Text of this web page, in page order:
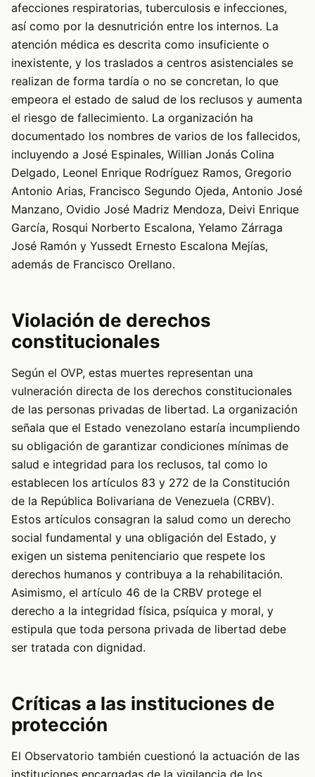
afecciones respiratorias, tuberculosis e infecciones,
así como por la desnutrición entre los internos. La
atención médica es descrita como insuficiente o
inexistente, y los traslados a centros asistenciales se
realizan de forma tardía o no se concretan, lo que
empeora el estado de salud de los reclusos y aumenta
el riesgo de fallecimiento. La organización ha
documentado los nombres de varios de los fallecidos,
incluyendo a José Espinales, Willian Jonás Colina
Delgado, Leonel Enrique Rodríguez Ramos, Gregorio
Antonio Arias, Francisco Segundo Ojeda, Antonio José
Manzano, Ovidio José Madriz Mendoza, Deivi Enrique
García, Rosqui Norberto Escalona, Yelamo Zárraga
José Ramón y Yussedt Ernesto Escalona Mejías,
además de Francisco Orellano.
Violación de derechos
constitucionales
Según el OVP, estas muertes representan una
vulneración directa de los derechos constitucionales
de las personas privadas de libertad. La organización
señala que el Estado venezolano estaría incumpliendo
su obligación de garantizar condiciones mínimas de
salud e integridad para los reclusos, tal como lo
establecen los artículos 83 y 272 de la Constitución
de la República Bolivariana de Venezuela (CRBV).
Estos artículos consagran la salud como un derecho
social fundamental y una obligación del Estado, y
exigen un sistema penitenciario que respete los
derechos humanos y contribuya a la rehabilitación.
Asimismo, el artículo 46 de la CRBV protege el
derecho a la integridad física, psíquica y moral, y
estipula que toda persona privada de libertad debe
ser tratada con dignidad.
Críticas a las instituciones de
protección
El Observatorio también cuestionó la actuación de las